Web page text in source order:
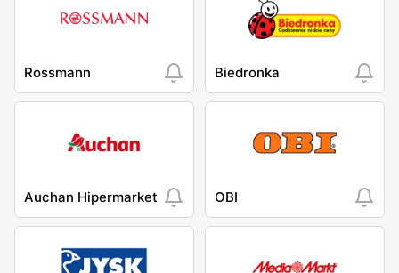
Rossmann Biedronka
Auchan Hipermarket OBI